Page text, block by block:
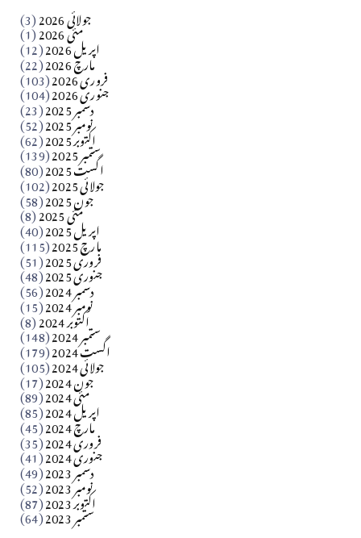
آزاد کشمیر جیسے احتجاج کی ضرورت ہے؟ از،،، ظہیرالدین
جولائی 2026 (3) مئی 2026 (1) اپریل 2026 (12) مارچ 2026 (22) فروری 2026 (103) جنوری 2026 (104) دسمبر 2025 (23) نومبر 2025 (52) اکتوبر 2025 (62) ستمبر 2025 (139) اگست 2025 (80) جولائی 2025 (102) جون 2025 (58) مئی 2025 (8) اپریل 2025 (40) مارچ 2025 (115) فروری 2025 (51) جنوری 2025 (48) دسمبر 2024 (56) نومبر 2024 (15) اکتوبر 2024 (8) ستمبر 2024 (148) اگست 2024 (179) جولائی 2024 (105) جون 2024 (17) مئی 2024 (89) اپریل 2024 (85) مارچ 2024 (45) فروری 2024 (35) جنوری 2024 (41) دسمبر 2023 (49) نومبر 2023 (52) اکتوبر 2023 (87) ستمبر 2023 (64)